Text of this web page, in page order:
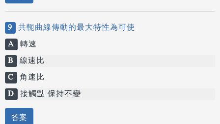
9 共軛曲線傳動的最大特性為可使
A 轉速
B 線速比
C 角速比
D 接觸點 保持不變
答案